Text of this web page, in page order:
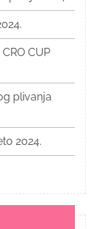
CUP
plivanja
2024.